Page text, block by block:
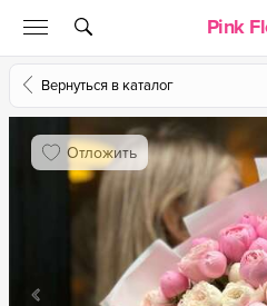
Pink
Вернуться в каталог
Отложить